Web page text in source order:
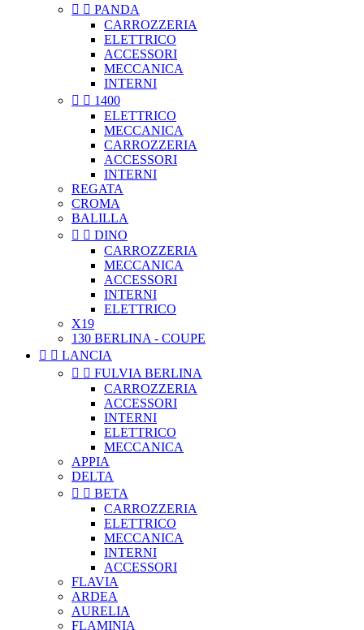
  PANDA
CARROZZERIA
ELETTRICO
ACCESSORI
MECCANICA
INTERNI
  1400
ELETTRICO
MECCANICA
CARROZZERIA
ACCESSORI
INTERNI
REGATA
CROMA
BALILLA
  DINO
CARROZZERIA
MECCANICA
ACCESSORI
INTERNI
ELETTRICO
X19
130 BERLINA - COUPE
  LANCIA
  FULVIA BERLINA
CARROZZERIA
ACCESSORI
INTERNI
ELETTRICO
MECCANICA
APPIA
DELTA
  BETA
CARROZZERIA
ELETTRICO
MECCANICA
INTERNI
ACCESSORI
FLAVIA
ARDEA
AURELIA
FLAMINIA